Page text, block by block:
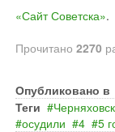
«Сайт Советска».
Прочитано 2270
Опубликовано в
Теги
Черняховск
осудили
4 5